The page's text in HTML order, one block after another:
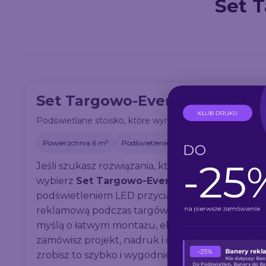
Set
Set Targowo-Eventowy LED
Podświetlane stoisko, które wyróżnia się w każdym
Powierzchnia 6 m² Podświetlenie LED Wymienne wydruki
Jeśli szukasz rozwiązania, które sprawi, że
wybierz Set Targowo-Eventowy LED STE2 6
podświetleniem LED przyciąga uwagę i
reklamową podczas targów, konferencji i
myślą o łatwym montażu, eleganckim
zamówisz projekt, nadruk i całość konstrukcji. A
zrobisz to szybko i wygodnie online.